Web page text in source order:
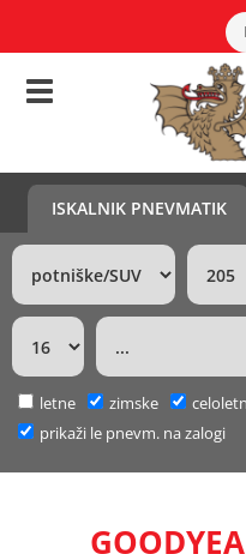
ISKALNIK PNEVMATIK
letne zimske
prikaži le pnevm. na zalogi